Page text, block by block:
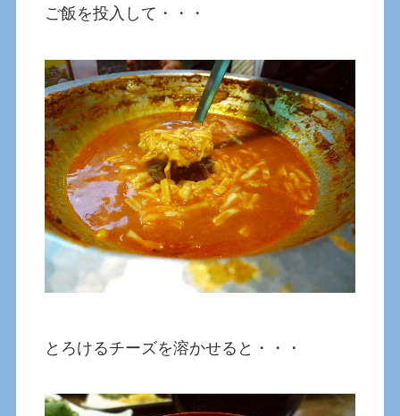
ご飯を投入して・・・
とろけるチーズを溶かせると・・・